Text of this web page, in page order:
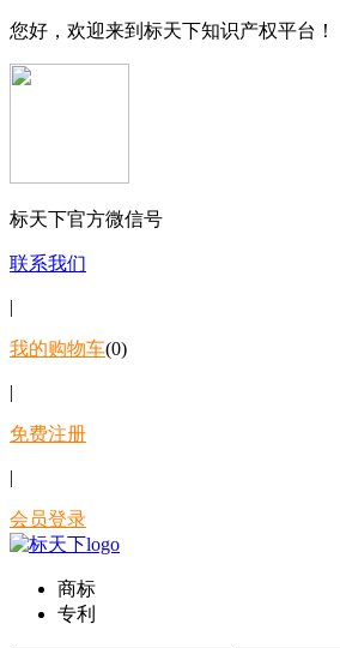
您好，欢迎来到标天下知识产权平台！
标天下官方微信号
联系我们
|
我的购物车(0)
|
免费注册
|
会员登录
商标
专利